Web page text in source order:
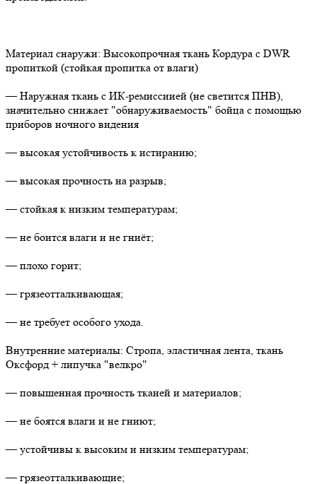
Материал снаружи: Высокопрочная ткань Кордура с DWR
пропиткой (стойкая пропитка от влаги)
— Наружная ткань с ИК-ремиссиией (не светится ПНВ),
значительно снижает "обнаруживаемость" бойца с помощью
приборов ночного видения
— высокая устойчивость к истиранию;
— высокая прочность на разрыв;
— стойкая к низким температурам;
— не боится влаги и не гниёт;
— плохо горит;
— грязеотталкивающая;
— не требует особого ухода.
Внутренние материалы: Стропа, эластичная лента, ткань
Оксфорд + липучка "велкро"
— повышенная прочность тканей и материалов;
— не боятся влаги и не гниют;
— устойчивы к высоким и низким температурам;
— грязеотталкивающие;